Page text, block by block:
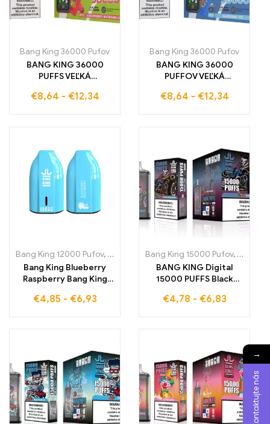
Bang King 36000 Pufov
BANG KING 36000
PUFFS VEĽKÁ
REGULÁCIA Jahoda-
€8,64 - €12,34
Bang King 36000 Pufov
BANG KING 36000
PUFFOV VEĽKÁ
NAPÄTÍOVÁ REGULÁCIA
€8,64 - €12,34
Bang King 12000 Pufov, Jednorazové e-cigarety Slovensko,
Bang King Blueberry
Raspberry Bang King
Intenzívne a
€4,85 - €6,93
Bang King 15000 Pufov,
BANG KING Digital
15000 PUFFS Black
ťahov plných ľadovej
€4,78 - €6,83
→
Kontaktujte nás